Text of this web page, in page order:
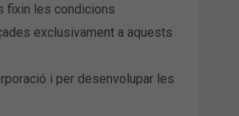
fixin les condicions
exclusivament a aquests
i per desenvolupar les